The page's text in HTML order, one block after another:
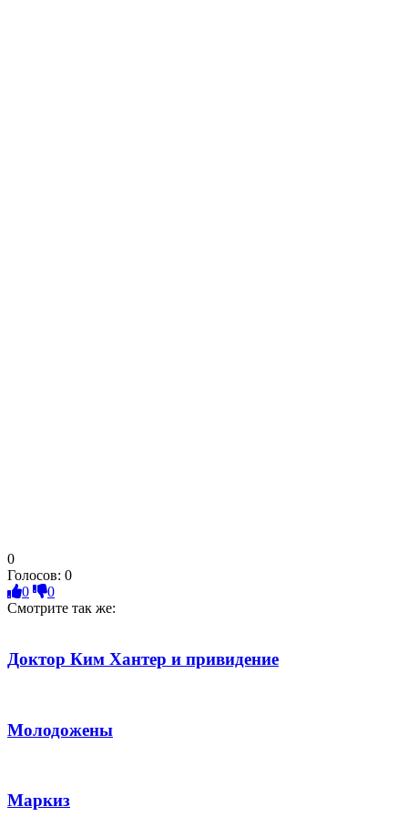
0
Голосов: 0
0
0
Смотрите так же:
Доктор Ким Хантер и привидение
Молодожены
Маркиз